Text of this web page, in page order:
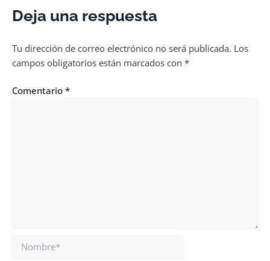
Deja una respuesta
Tu dirección de correo electrónico no será publicada. Los
campos obligatorios están marcados con *
Comentario *
Nombre*